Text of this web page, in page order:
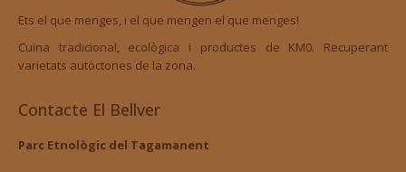
Ets el que menges, i el que mengen el que menges!
Cuina tradicional, ecològica i productes de KM0. Recuperant
varietats autòctones de la zona.
Contacte El Bellver
Parc Etnològic del Tagamanent